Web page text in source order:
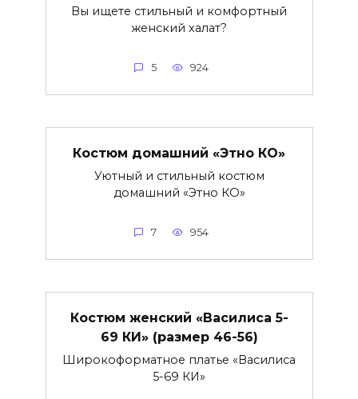
Вы ищете стильный и комфортный
женский халат?
5 924
Костюм домашний «Этно КО»
Уютный и стильный костюм
домашний «Этно КО»
7 954
Костюм женский «Василиса 5-
69 КИ» (размер 46-56)
Широкоформатное платье «Василиса
5-69 КИ»